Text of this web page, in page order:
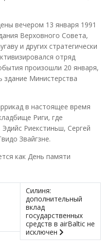
вечером 13 января 1991
Верховного Совета,
и других стратегически
отряд
произошли 20 января,
Министерства
в настоящее время
Риги, где
Риекстиньш, Сергей
Звайгзне.
как День памяти
Силиня:
дополнительный
вклад
государственных
средств в airBaltic не
исключен